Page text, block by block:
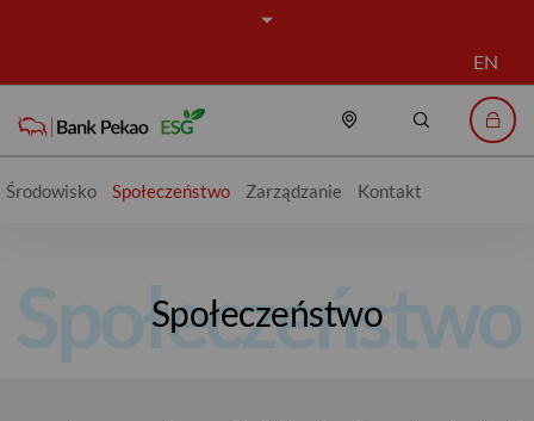
EN
Środowisko Społeczeństwo Zarządzanie Kontakt
Placówki i
Szukaj
Społeczeństwo